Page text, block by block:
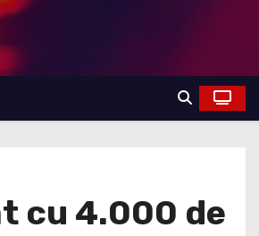
cu 4.000 de